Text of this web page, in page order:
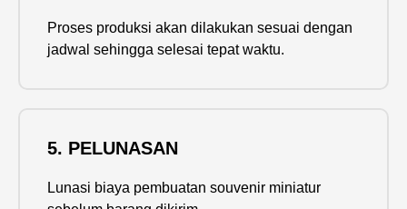
Proses produksi akan dilakukan sesuai dengan
jadwal sehingga selesai tepat waktu.
5. PELUNASAN
Lunasi biaya pembuatan souvenir miniatur